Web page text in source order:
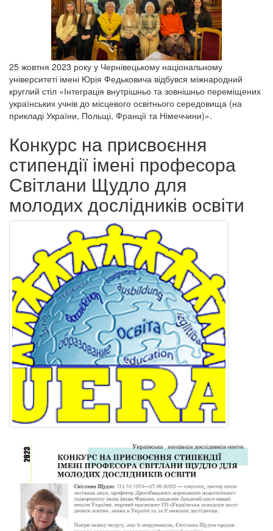
25 жовтня 2023 року у Чернівецькому національному
університеті імені Юрія Федьковича відбувся міжнародний
круглий стіл «Інтеграція внутрішньо та зовнішньо переміщених
українських учнів до місцевого освітнього середовища (на
прикладі України, Польщі, Франції та Німеччини)».
Конкурс на присвоєння
стипендії імені професора
Світлани Щудло для
молодих дослідників освіти